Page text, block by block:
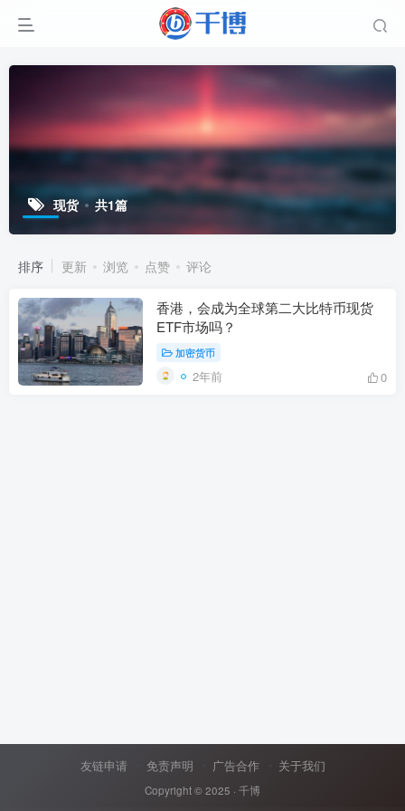
现货 共1篇
排序 更新 浏览 点赞 评论
香港，会成为全球第二大比特币现货
ETF市场吗？
加密货币
2年前 0
友链申请 免责声明 广告合作 关于我们
Copyright © 2025 · 千博